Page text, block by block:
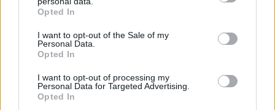
grant or deny consent to Google and its third-party tags to
use your data for below specified purposes in below Google
consent section.
Opted In
I want to opt-out of the Sale of my
Personal Data.
Opted In
I want to opt-out of processing my
Personal Data for Targeted Advertising.
Opted In
Προήχθη σε Αστυνόμο Α' η
08.08.2026, 14:57 25